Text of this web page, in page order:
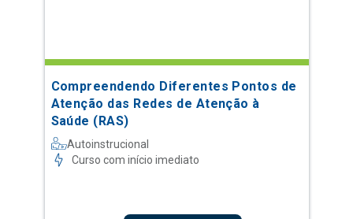
Compreendendo Diferentes Pontos de
Atenção das Redes de Atenção à
Saúde (RAS)
Autoinstrucional
Curso com início imediato